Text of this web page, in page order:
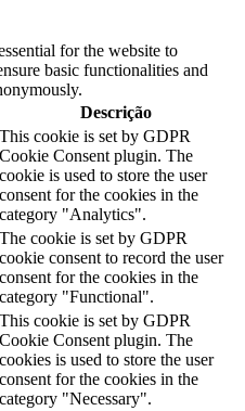
for the website to
basic functionalities and
Descrição
This cookie is set by GDPR
Cookie Consent plugin. The
cookie is used to store the user
consent for the cookies in the
category "Analytics".
The cookie is set by GDPR
cookie consent to record the user
consent for the cookies in the
category "Functional".
This cookie is set by GDPR
Cookie Consent plugin. The
cookies is used to store the user
consent for the cookies in the
category "Necessary".